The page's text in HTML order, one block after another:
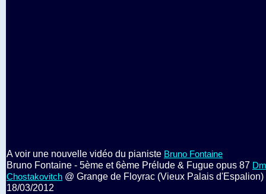
A voir une nouvelle vidéo du pianiste Bruno Fontaine
Bruno Fontaine - 5ème et 6ème Prélude & Fugue opus 87
Chostakovitch @ Grange de Floyrac (Vieux Palais d'Espalion)
18/03/2012